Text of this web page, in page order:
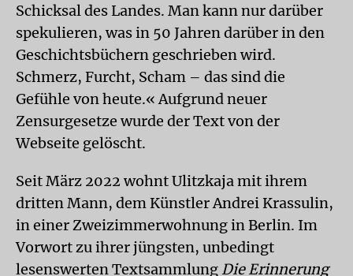
Schicksal des Landes. Man kann nur darüber
spekulieren, was in 50 Jahren darüber in den
Geschichts­büchern geschrieben wird.
Schmerz, Furcht, Scham – das sind die
Gefühle von heute.« Aufgrund neuer
Zensurgesetze wurde der Text von der
Webseite gelöscht.
Seit März 2022 wohnt Ulitzkaja mit ihrem
dritten Mann, dem Künstler Andrei Krassulin,
in einer Zweizimmerwohnung in Berlin. Im
Vorwort zu ihrer jüngsten, unbedingt
lesenswerten Textsammlung Die Erinnerung